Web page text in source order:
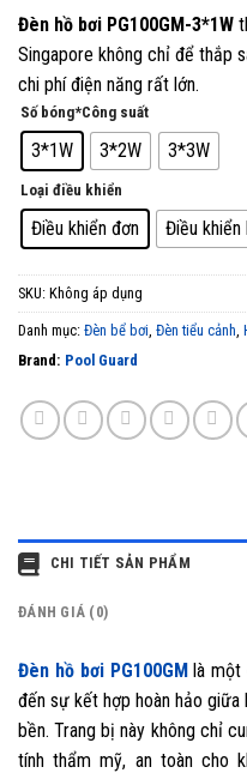
Đèn hồ bơi PG100GM-3*1W
Singapore không chỉ để thắp
chi phí điện năng rất lớn.
Số bóng*Công suất
3*1W 3*2W 3*3W
Loại điều khiển
Điều khiển đơn Điều khiển
SKU: Không áp dụng
Danh mục: Đèn bể bơi, Đèn tiểu cảnh,
Brand: Pool Guard
CHI TIẾT SẢN PHẨM
ĐÁNH GIÁ (0)
Đèn hồ bơi PG100GMlà một
đến sự kết hợp hoàn hảo
bền. Trang bị này không chỉ
tính thẩm mỹ, an toàn cho